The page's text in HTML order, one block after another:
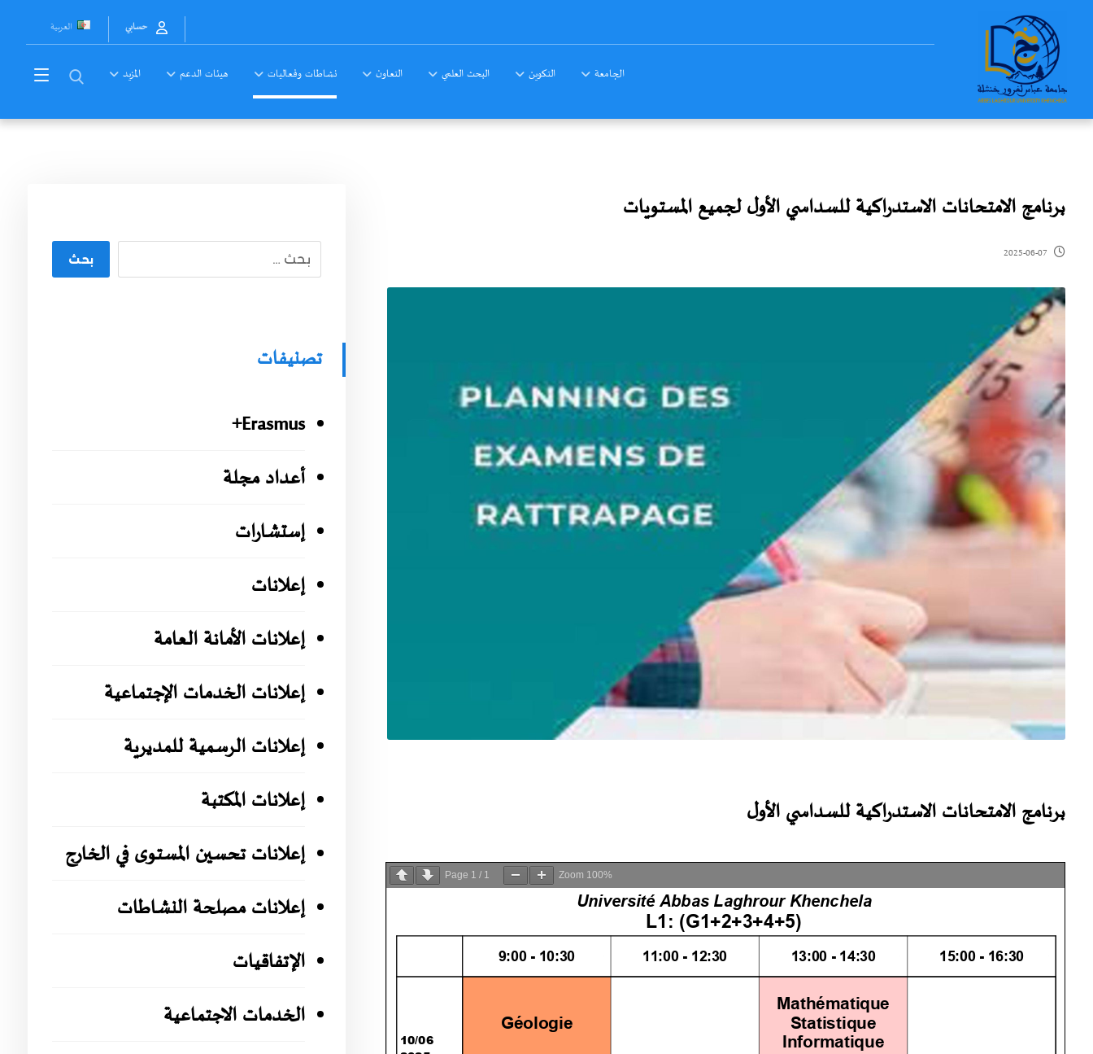
العربية حسابي
الجامعة التكوين البحث العلمي التعاون نشاطات وفعاليات هيئات الدعم المزيد
برنامج الامتحانات الاستدراكية للسداسي الأول لجميع المستويات
2025-06-07
برنامج الامتحانات الاستدراكية للسداسي الأول
Page 1 / 1 Zoom 100%
بحث
تصنيفات
Erasmus+
أعداد مجلة
إستشارات
إعلانات
إعلانات الأمانة العامة
إعلانات الخدمات الإجتماعية
إعلانات الرسمية للمديرية
إعلانات المكتبة
إعلانات تحسين المستوى في الخارج
إعلانات مصلحة النشاطات
الإتفاقيات
الخدمات الاجتماعية